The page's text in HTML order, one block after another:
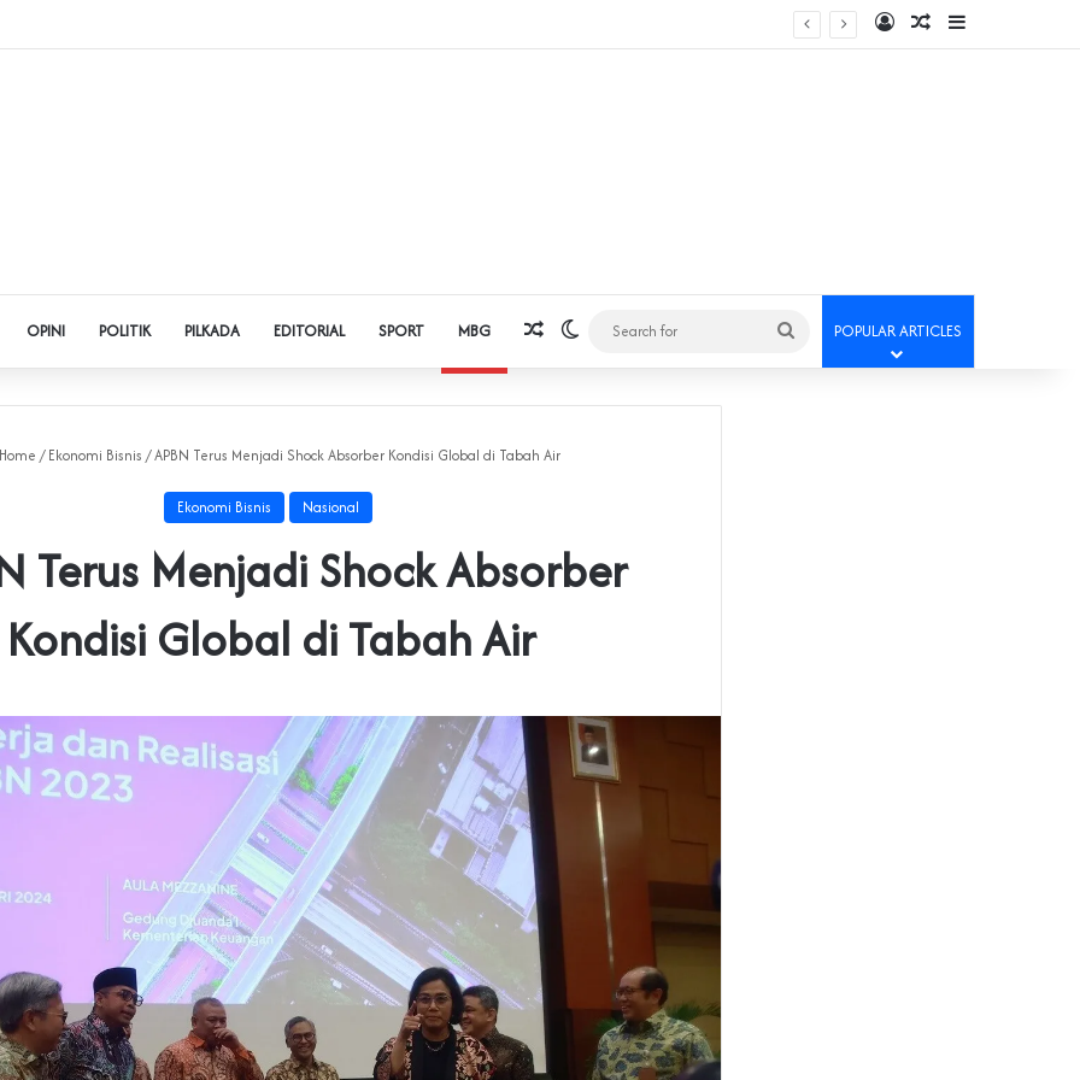
Log InRandom Article
Sidebar
OPINI POLITIK PILKADA EDITORIAL SPORT MBG Random Article
Switch skin
Search
for
POPULAR ARTICLES
/ Ekonomi Bisnis / APBN Terus Menjadi Shock Absorber Kondisi Global di Tabah Air
Ekonomi Bisnis Nasional
Terus Menjadi Shock Absorber
Kondisi Global di Tabah Air